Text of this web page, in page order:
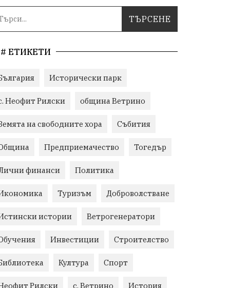
# ЕТИКЕТИ
Исторически парк
Неофит Рилски община Ветрино
на свободните хора Събития
Предприемачество Тогедър
финанси Политика
Туризъм Доброволстване
истории Ветрогенератори
Инвестиции Строителство
Култура Спорт
Рилски с. Ветрино История